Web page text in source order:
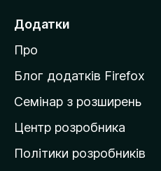
е
й
т
и
а
д
о
Додатки
Про
Блог додатків Firefox
Семінар з розширень
Центр розробника
Політики розробників